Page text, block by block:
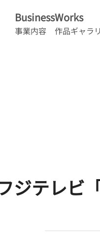
Business
事業内容
Works
作品ギャラ
ジテレビ